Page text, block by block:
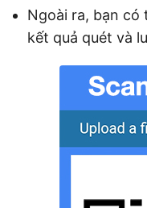
Ngoài ra, bạn có
kết quả quét và